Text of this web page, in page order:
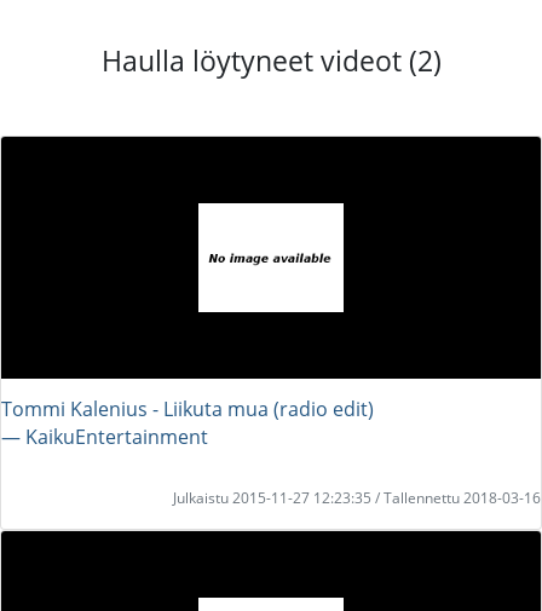
Haulla löytyneet videot (2)
Tommi Kalenius - Liikuta mua (radio edit)
― KaikuEntertainment
Julkaistu 2015-11-27 12:23:35 / Tallennettu 2018-03-16